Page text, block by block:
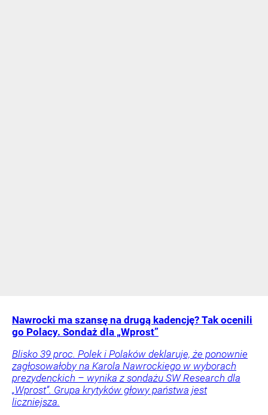
Nawrocki ma szansę na drugą kadencję? Tak ocenili
go Polacy. Sondaż dla „Wprost”
Blisko 39 proc. Polek i Polaków deklaruje, że ponownie
zagłosowałoby na Karola Nawrockiego w wyborach
prezydenckich – wynika z sondażu SW Research dla
„Wprost”. Grupa krytyków głowy państwa jest
liczniejsza.